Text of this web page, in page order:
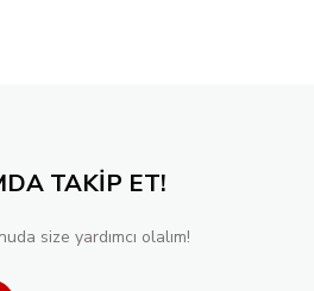
TAKİP ET!
size yardımcı olalım!